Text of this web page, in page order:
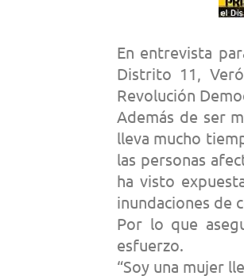
En entrevista
Distrito 11,
Revolución
Además de ser
lleva mucho
las personas
ha visto
inundaciones de
Por lo que
esfuerzo.
“Soy una mujer